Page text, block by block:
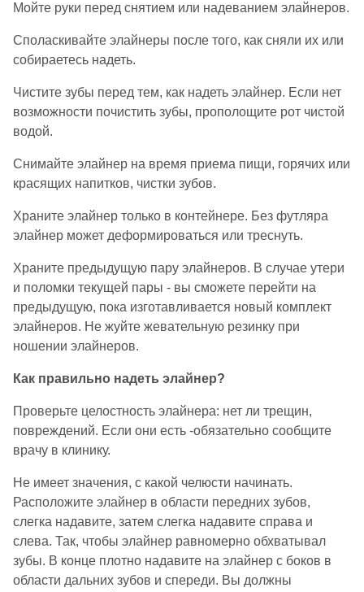
Мойте руки перед снятием или надеванием элайнеров.
Споласкивайте элайнеры после того, как сняли их или
собираетесь надеть.
Чистите зубы перед тем, как надеть элайнер. Если нет
возможности почистить зубы, прополощите рот чистой
водой.
Снимайте элайнер на время приема пищи, горячих или
красящих напитков, чистки зубов.
Храните элайнер только в контейнере. Без футляра
элайнер может деформироваться или треснуть.
Храните предыдущую пару элайнеров. В случае утери
и поломки текущей пары - вы сможете перейти на
предыдущую, пока изготавливается новый комплект
элайнеров. Не жуйте жевательную резинку при
ношении элайнеров.
Как правильно надеть элайнер?
Проверьте целостность элайнера: нет ли трещин,
повреждений. Если они есть -обязательно сообщите
врачу в клинику.
Не имеет значения, с какой челюсти начинать.
Расположите элайнер в области передних зубов,
слегка надавите, затем слегка надавите справа и
слева. Так, чтобы элайнер равномерно обхватывал
зубы. В конце плотно надавите на элайнер с боков в
области дальних зубов и спереди. Вы должны